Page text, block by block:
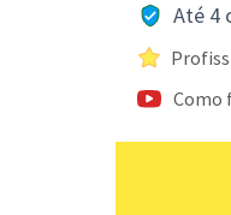
Até 4
Como